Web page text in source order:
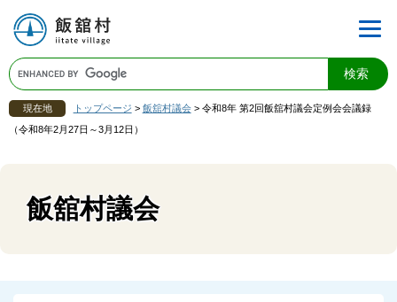
現在地 トップページ > 飯舘村議会 > 令和8年 第2回飯舘村議会定例会会議録
（令和8年2月27日～3月12日）
飯舘村議会